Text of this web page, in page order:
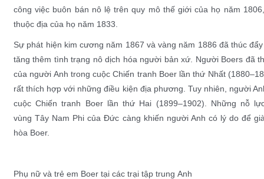
công việc buôn bán nô lệ trên quy mô thế giới của họ năm
thuộc địa của họ năm 1833.
Sự phát hiện kim cương năm 1867 vàvàng năm 1886 đã thúc
tăng thêm tình trạng nô dịch hóa người bản xứ. Người Boers đã
của người Anh trong cuộcChiến tranh Boer lần thứ Nhất
rất thích hợp với những điều kiện địa phương. Tuy nhiên, người
cuộcChiến tranh Boer lần thứ Hai (1899–1902). Những nỗ
vùngTây Nam Phi của Đức càng khiến người Anh có lý do để
hòa Boer.
Phụ nữ và trẻ em Boer tại các trại tập trung Anh